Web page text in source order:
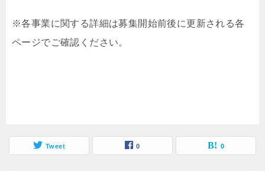
※各事業に関する詳細は募集開始前後に更新される各
ページでご確認ください。
Tweet 0 0